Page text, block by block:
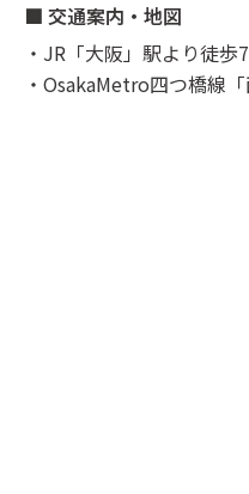
■ 交通案内・地図
・JR「大阪」駅より徒歩
・OsakaMetro四つ橋線